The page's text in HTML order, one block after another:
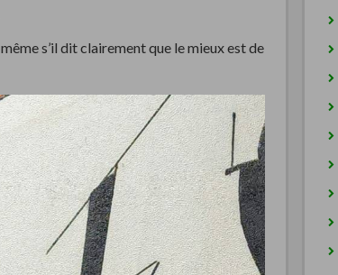
même s’il dit clairement que le mieux est de